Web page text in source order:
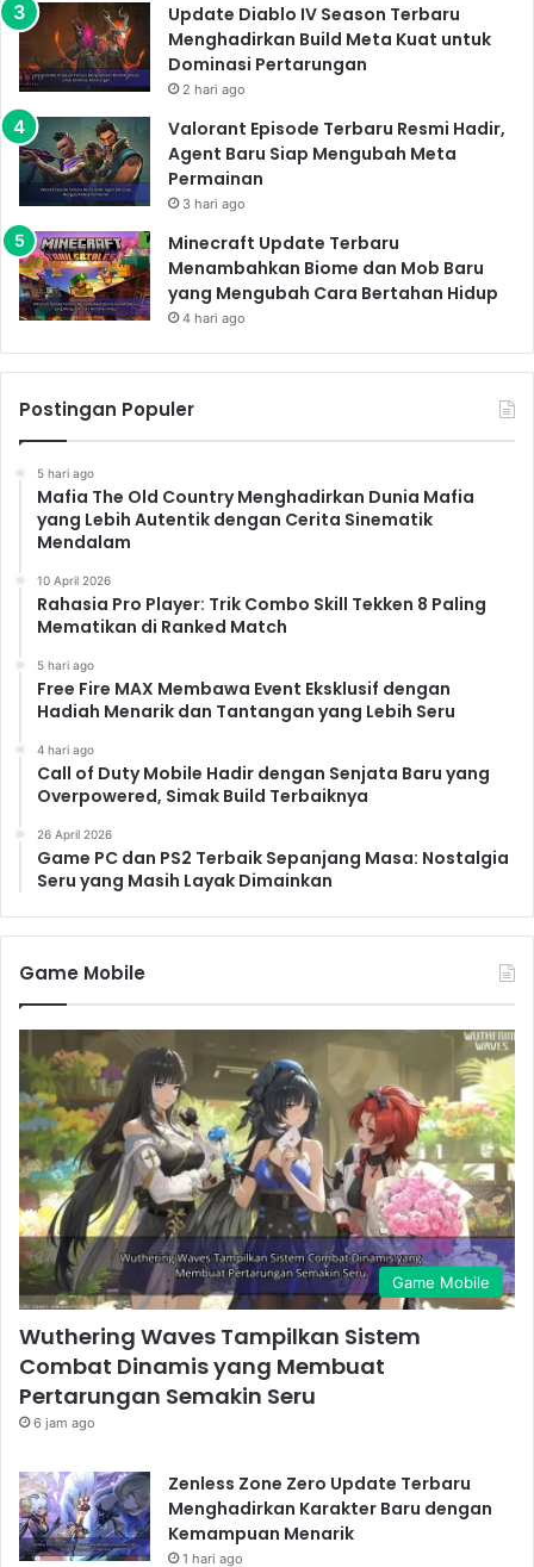
Update Diablo IV Season Terbaru
Menghadirkan Build Meta Kuat untuk
Dominasi Pertarungan
2 hari ago
Valorant Episode Terbaru Resmi Hadir,
Agent Baru Siap Mengubah Meta
Permainan
3 hari ago
Minecraft Update Terbaru
Menambahkan Biome dan Mob Baru
yang Mengubah Cara Bertahan Hidup
4 hari ago
Postingan Populer
5 hari ago
Mafia The Old Country Menghadirkan Dunia Mafia
yang Lebih Autentik dengan Cerita Sinematik
Mendalam
10 April 2026
Rahasia Pro Player: Trik Combo Skill Tekken 8 Paling
Mematikan di Ranked Match
5 hari ago
Free Fire MAX Membawa Event Eksklusif dengan
Hadiah Menarik dan Tantangan yang Lebih Seru
4 hari ago
Call of Duty Mobile Hadir dengan Senjata Baru yang
Overpowered, Simak Build Terbaiknya
26 April 2026
Game PC dan PS2 Terbaik Sepanjang Masa: Nostalgia
Seru yang Masih Layak Dimainkan
Game Mobile
Game Mobile
Wuthering Waves Tampilkan Sistem
Combat Dinamis yang Membuat
Pertarungan Semakin Seru
6 jam ago
Zenless Zone Zero Update Terbaru
Menghadirkan Karakter Baru dengan
Kemampuan Menarik
1 hari ago